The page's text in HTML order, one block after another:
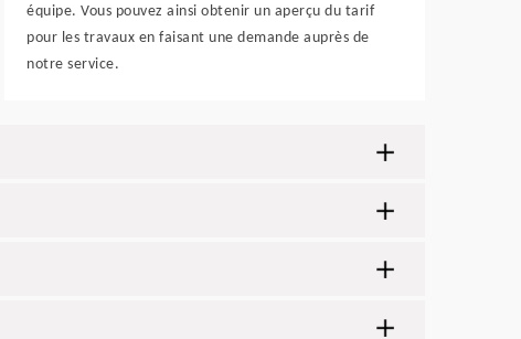
équipe. Vous pouvez ainsi obtenir un aperçu du tarif
pour les travaux en faisant une demande auprès de
notre service.